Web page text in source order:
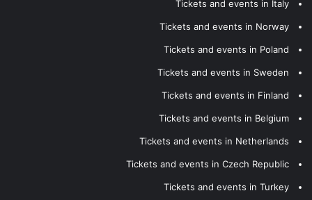
Tickets and events in Italy
Tickets and events in Norway
Tickets and events in Poland
Tickets and events in Sweden
Tickets and events in Finland
Tickets and events in Belgium
Tickets and events in Netherlands
Tickets and events in Czech Republic
Tickets and events in Turkey